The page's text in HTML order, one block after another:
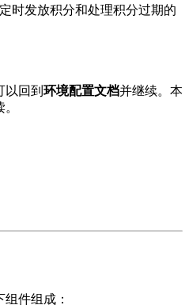
时发放积分和处理积分过期的
以回到 环境配置文档并继续。本
件组成：